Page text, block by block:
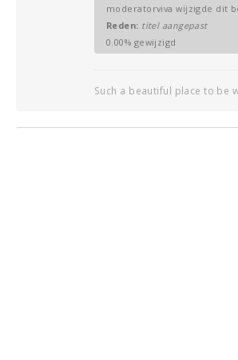
moderatorviva wijzigde dit
Reden: titel aangepast
0.00% gewijzigd
Such a beautiful place to be